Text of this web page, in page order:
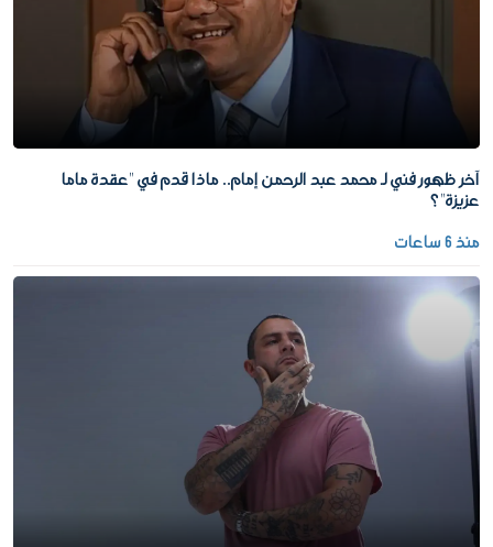
آخر ظهور فني لـ محمد عبد الرحمن إمام.. ماذا قدم في "عقدة ماما
عزيزة"؟
منذ 6 ساعات